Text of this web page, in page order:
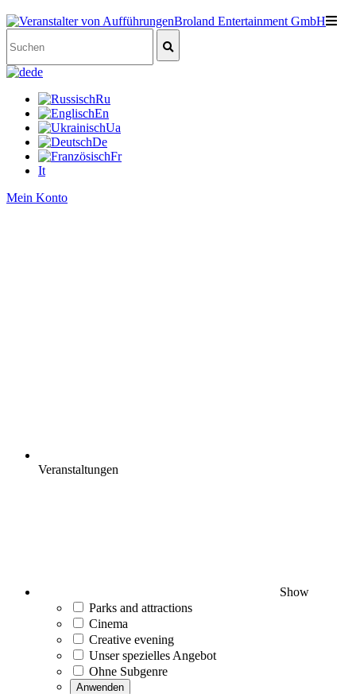
de
Ru
En
Ua
De
Fr
It
Mein Konto
Veranstaltungen
Show
Parks and attractions
Cinema
Creative evening
Unser spezielles Angebot
Ohne Subgenre
Anwenden